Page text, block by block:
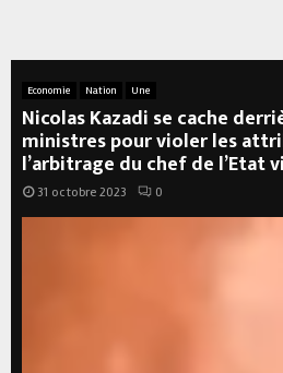
Economie Nation Une
Nicolas Kazadi se cache
ministres pour violer les
l’arbitrage du chef de l’Etat
31 octobre 2023 0